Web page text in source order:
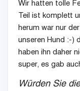
Wir hatten tolle
Teil ist komplett
herum war nur
unseren Hund :-)
haben ihn daher
super, es gab
Würden Sie